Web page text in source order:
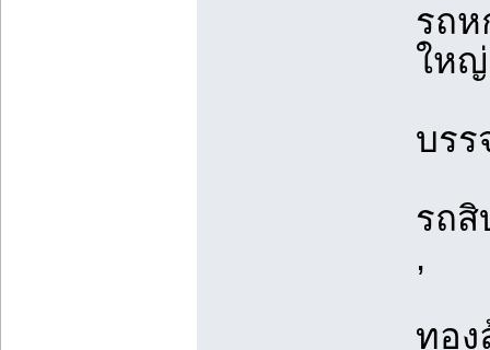
รถห
ให
บรร
รถสิ
,
ทอง